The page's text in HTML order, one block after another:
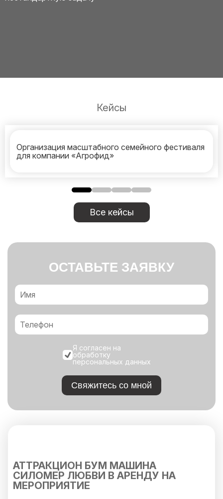
Кейсы
Организация масштабного семейного фестиваля
для компании «Агрофид»
Все кейсы
ОСТАВЬТЕ ЗАЯВКУ
Я согласен на
обработку
персональных данных
Свяжитесь со мной
АТТРАКЦИОН БУМ МАШИНА
СИЛОМЕР ЛЮБВИ В АРЕНДУ НА
МЕРОПРИЯТИЕ